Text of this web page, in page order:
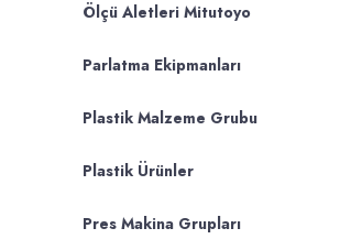
Ölçü Aletleri Mitutoyo
Parlatma Ekipmanları
Plastik Malzeme Grubu
Plastik Ürünler
Pres Makina Grupları